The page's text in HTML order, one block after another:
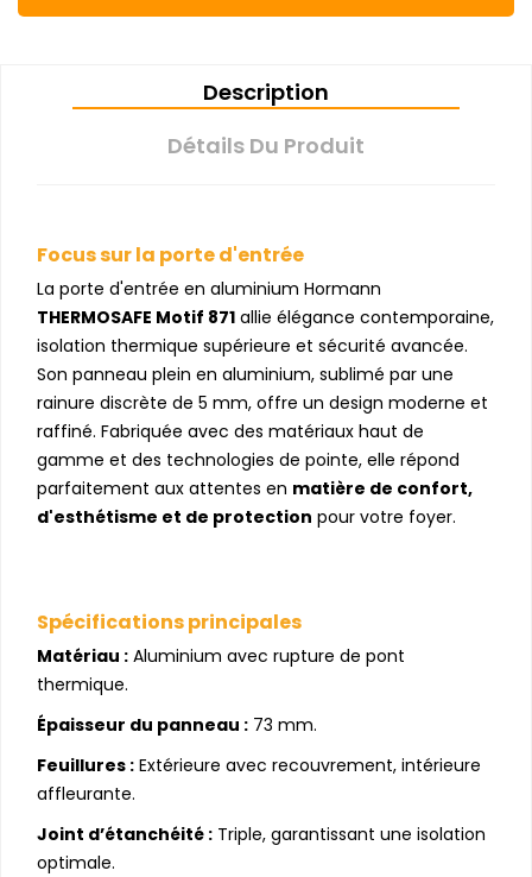
Description
Détails Du Produit
Focus sur la porte d'entrée
La porte d'entrée en aluminium Hormann
THERMOSAFE Motif 871 allie élégance contemporaine,
isolation thermique supérieure et sécurité avancée.
Son panneau plein en aluminium, sublimé par une
rainure discrète de 5 mm, offre un design moderne et
raffiné. Fabriquée avec des matériaux haut de
gamme et des technologies de pointe, elle répond
parfaitement aux attentes en matière de confort,
d'esthétisme et de protection pour votre foyer.
Spécifications principales
Matériau : Aluminium avec rupture de pont
thermique.
Épaisseur du panneau : 73 mm.
Feuillures : Extérieure avec recouvrement, intérieure
affleurante.
Joint d’étanchéité : Triple, garantissant une isolation
optimale.